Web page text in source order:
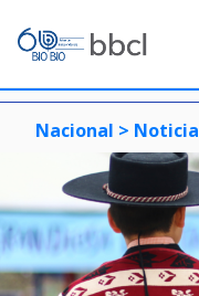
Nacional > Noticia